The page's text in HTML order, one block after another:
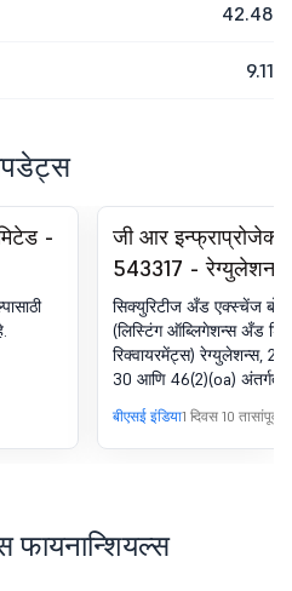
42.48
9.11
-
जी आर
543317 - रेग्युलेशन
(एलओडीआर) अंतर्गत
ॲनालिस्ट/इन्व्हेस्टर
सिक्युरिटीज अँड एक्स्चेंज
(लिस्टिंग ऑब्लिगेशन्स अँड
रिक्वायरमेंट्स) रेग्युलेशन्स,
30 आणि 46(2)(oa) अंतर्गत
कॉन्फरन्स कॉलचे ऑडिओ
बीएसई इंडिया1 दिवस 10 तासांपूर्वी
फायनान्शियल्स